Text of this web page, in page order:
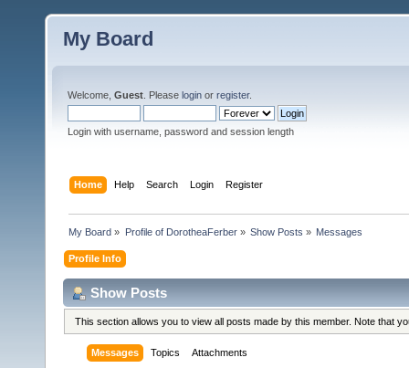
My Board
Welcome, Guest . Please login or register.
Login with username, password and session length
Home Help Search Login Register
My Board » Profile of DorotheaFerber» Show Posts » Messages
Profile Info
Show Posts
This section allows you to view all posts made by this member. Note that
Messages Topics Attachments